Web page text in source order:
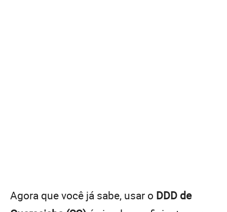
Agora que você já sabe, usar o DDD de